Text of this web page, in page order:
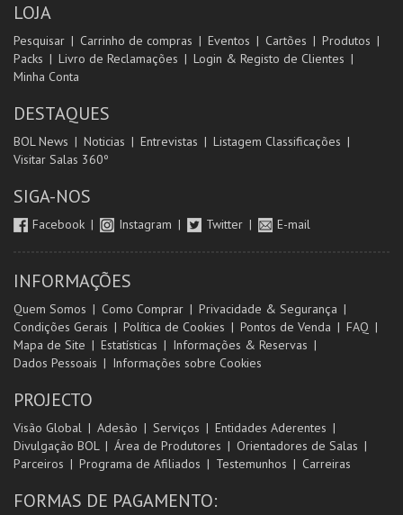
LOJA
Pesquisar Carrinho de compras Eventos Cartões
Produtos
Packs
Livro de Reclamações
Login & Registo de Clientes
Minha Conta
DESTAQUES
BOL News Noticias Entrevistas
Listagem Classificações
Visitar Salas 360º
SIGA-NOS
Facebook Instagram Twitter E-mail
INFORMAÇÕES
Quem Somos Como Comprar
Privacidade & Segurança
Condições Gerais
Política de Cookies Pontos de Venda
FAQ
Mapa de Site
Estatísticas
Informações & Reservas
Dados Pessoais
Informações sobre Cookies
PROJECTO
Visão Global Adesão Serviços
Entidades Aderentes
Divulgação BOL
Área de Produtores
Orientadores de Salas
Parceiros
Programa de Afiliados Testemunhos Carreiras
FORMAS DE PAGAMENTO: